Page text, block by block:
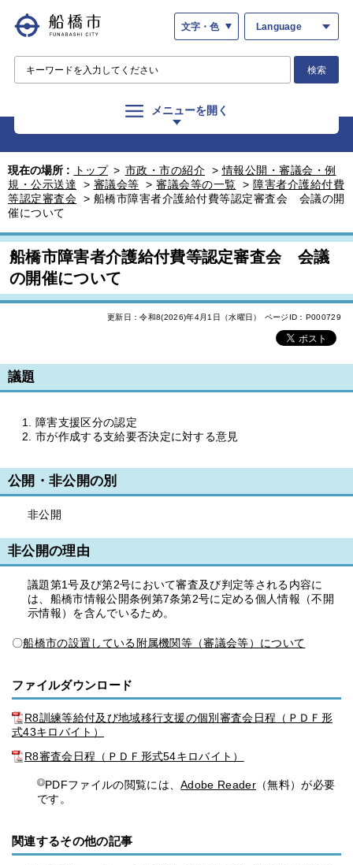
文字・色 Language
検索
メニューを開く
現在の場所 : トップ > 市政・市の紹介 >情報公開・審議会・例
規・公示送達
> 審議会等 > 審議会等の一覧 > 障害者介護給付費
等認定審査会 > 船橋市障害者介護給付費等認定審査会 会議の開
催について
船橋市障害者介護給付費等認定審査会 会議
の開催について
更新日：令和8(2026)年4月1日（水曜日） ページID：P000729
議題
障害支援区分の認定
市が作成する支給要否決定に対する意見
公開・非公開の別
非公開
非公開の理由
議題第1号及び第2号において審査及び判定等される内容に
は、船橋市情報公開条例第7条第2号に定める個人情報（不開
示情報）を含んでいるため。
〇船橋市の設置している附属機関等（審議会等）について
ファイルダウンロード
R8訓練等給付及び地域移行支援の個別審査会日程（ＰＤＦ形
式43キロバイト）
R8審査会日程（ＰＤＦ形式54キロバイト）
PDFファイルの閲覧には、Adobe Reader （無料）が必要
です。
関連するその他の記事